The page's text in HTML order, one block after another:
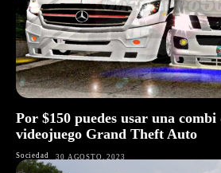
Por $150 puedes usar una combi
videojuego Grand Theft Auto
Sociedad 30 AGOSTO, 2023